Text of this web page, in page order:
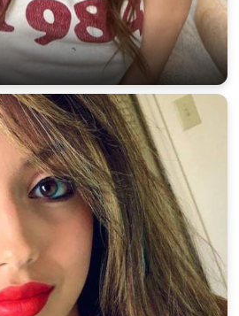
upload your own photo
×10 more visibility